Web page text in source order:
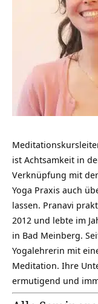
ist Achtsamkeit in
Verknüpfung mit
Yoga Praxis auch
lassen. Pranavi
2012 und lebte im
in Bad Meinberg.
Yogalehrerin mit
Meditation. Ihre
ermutigend und